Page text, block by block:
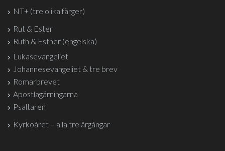
NT+ (tre olika färger)
Rut & Ester
Ruth & Esther (engelska)
Lukasevangeliet
Johannesevangeliet & tre brev
Romarbrevet
Apostlagärningarna
Psaltaren
Kyrkoåret – alla tre årgångar